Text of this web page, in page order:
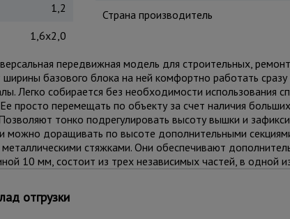
1,2
1,6x2,0
Страна производитель
передвижная модель для строительных,
базового блока на ней комфортно работать
Легко собирается без необходимости использования
просто перемещать по объекту за счет наличия
тонко подрегулировать высоту вышки и
доращивать по высоте дополнительными
стяжками. Они обеспечивают
10 мм, состоит из трех независимых частей, в одной
работ. Также настилы можно размещать на разных
Помните, вышка выдерживает общий вес до 250 кг.
отгрузки